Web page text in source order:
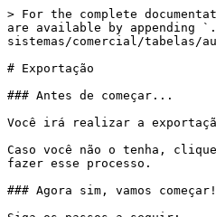
> For the complete
are available by appending
sistemas/comercial/tabelas/
# Exportação
### Antes de começar...
Você irá realizar a
Caso você não o tenha,
fazer esse processo.
### Agora sim, vamos começar!